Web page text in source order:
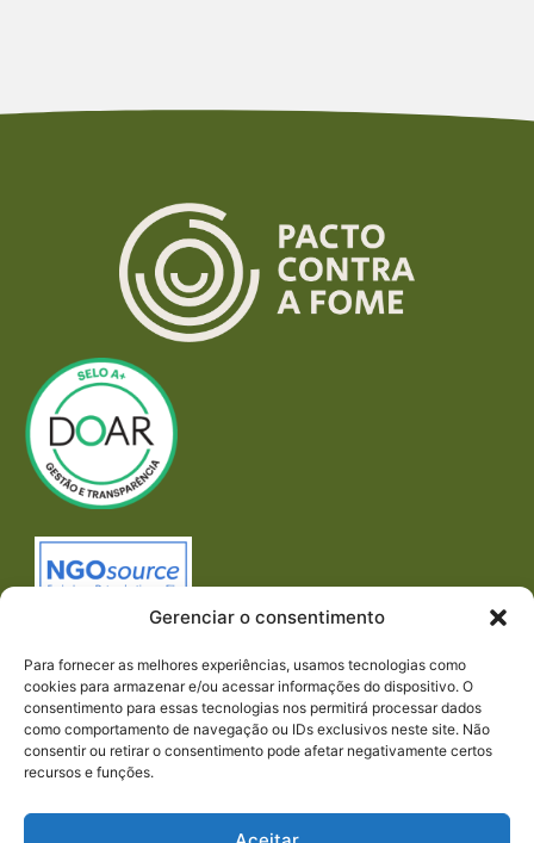
Gerenciar o consentimento
Para fornecer as melhores experiências, usamos tecnologias como
cookies para armazenar e/ou acessar informações do dispositivo. O
consentimento para essas tecnologias nos permitirá processar dados
como comportamento de navegação ou IDs exclusivos neste site. Não
consentir ou retirar o consentimento pode afetar negativamente certos
recursos e funções.
REDES SOCIAIS